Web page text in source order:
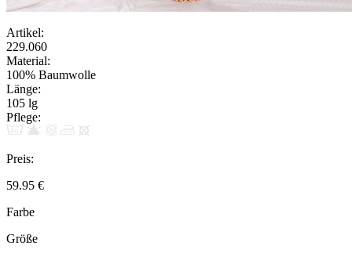
Artikel:
229.060
Material:
100% Baumwolle
Länge:
105 lg
Pflege:
Preis:
59.95 €
Farbe
Größe